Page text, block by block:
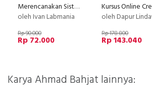
Merencanakan Sistem Mutu Analisis
oleh Ivan Labmania
Rp 90.000
Rp 72.000
oleh Dapur
Rp 178.800
Rp 143.040
Karya Ahmad Bahjat lainnya: